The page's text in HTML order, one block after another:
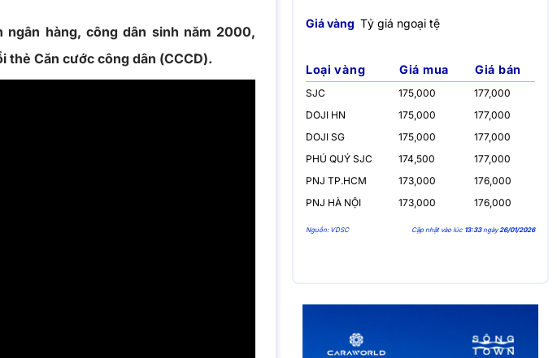
hàng, công dân sinh năm 2000,
thẻ Căn cước công dân (CCCD).
Giá vàng Tỷ giá ngoại tệ
Loại vàng Giá mua Giá bán
SJC 175,000
177,000
DOJI HN
175,000
177,000
DOJI SG
175,000
177,000
PHÚ QUÝ SJC
174,500
177,000
PNJ TP.HCM
173,000
176,000
PNJ HÀ NỘI
173,000 176,000
Nguồn: VDSC Cập nhật vào lúc 13:33ngày26/01/2026